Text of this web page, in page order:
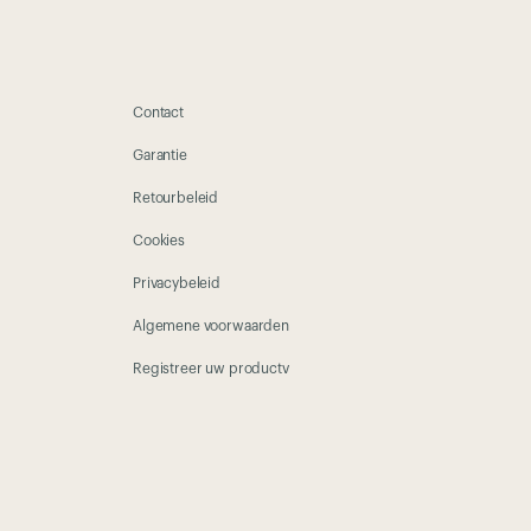
Contact
Garantie
Retourbeleid
Cookies
Privacybeleid
Algemene voorwaarden
Registreer uw productv